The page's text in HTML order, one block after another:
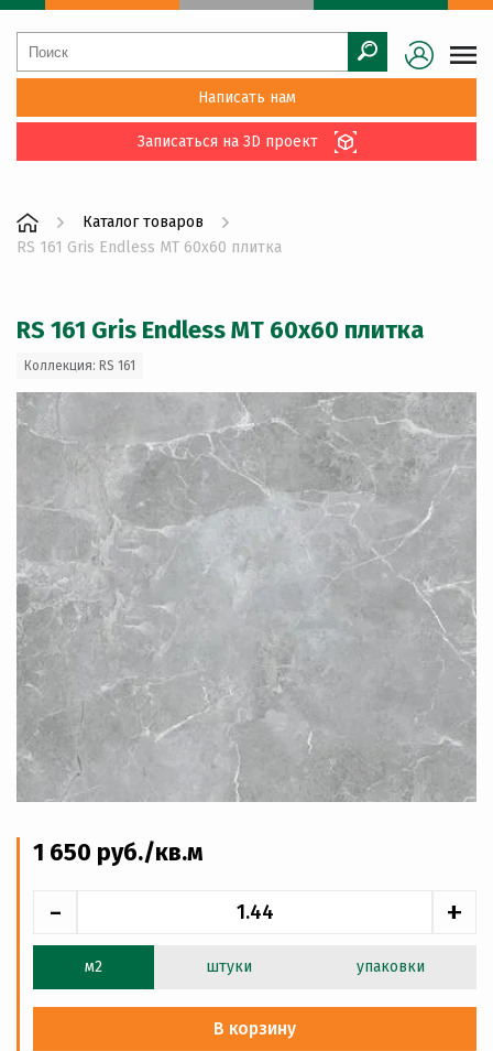
Написать нам
Записаться на 3D проект
Каталог товаров
RS 161 Gris Endless MT 60x60 плитка
RS 161 Gris Endless MT 60x60 плитка
Коллекция: RS 161
1 650 руб./кв.м
- +
м2 штуки упаковки
В корзину